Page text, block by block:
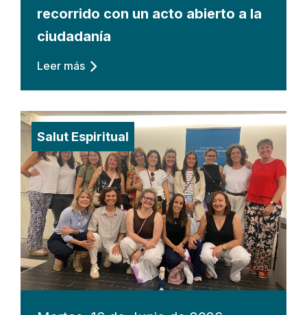
recorrido con un acto abierto a la
ciudadanía
Leer más
Salut Espiritual